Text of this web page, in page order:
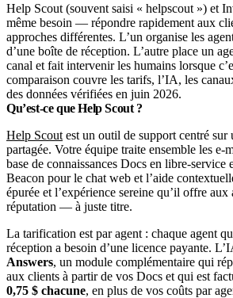
Help Scout (souvent saisi « helpscout ») et
même besoin — répondre rapidement aux
approches différentes. L’un organise les
d’une boîte de réception. L’autre place un
canal et fait intervenir les humains lorsque
comparaison couvre les tarifs, l’IA, les
des données vérifiées en juin 2026.
Qu’est-ce que Help Scout ?
Help Scout est un outil de support centré sur
partagée. Votre équipe traite ensemble les e-
base de connaissances Docs en libre-service
Beacon pour le chat web et l’aide
épurée et l’expérience sereine qu’il offre aux
réputation — à juste titre.
La tarification est par agent : chaque agent
réception a besoin d’une licence payante.
Answers, un module complémentaire qui
aux clients à partir de vos Docs et qui est
0,75 $ chacune, en plus de vos coûts par